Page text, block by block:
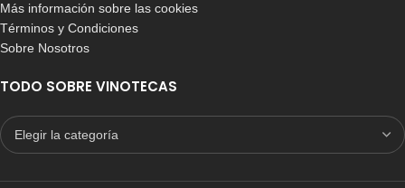
Más información sobre las cookies
Términos y Condiciones
Sobre Nosotros
TODO SOBRE VINOTECAS